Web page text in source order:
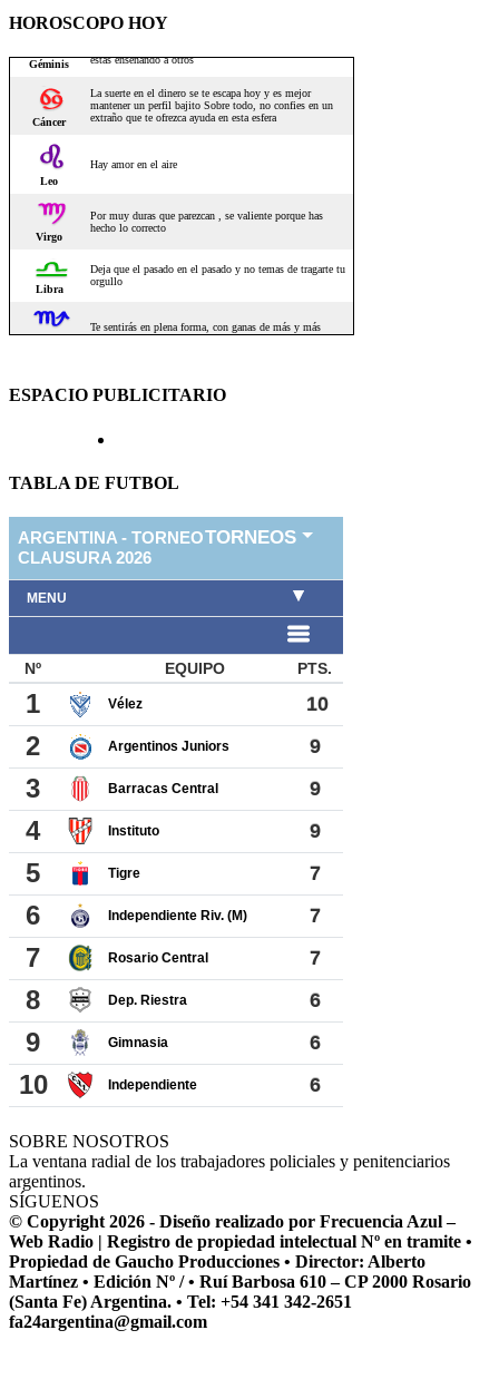
HOROSCOPO HOY
ESPACIO PUBLICITARIO
TABLA DE FUTBOL
SOBRE NOSOTROS
La ventana radial de los trabajadores policiales y penitenciarios
argentinos.
SÍGUENOS
© Copyright 2026 - Diseño realizado por Frecuencia Azul –
Web Radio | Registro de propiedad intelectual Nº en tramite •
Propiedad de Gaucho Producciones • Director: Alberto
Martínez • Edición Nº / • Ruí Barbosa 610 – CP 2000 Rosario
(Santa Fe) Argentina. • Tel: +54 341 342-2651
fa24argentina@gmail.com